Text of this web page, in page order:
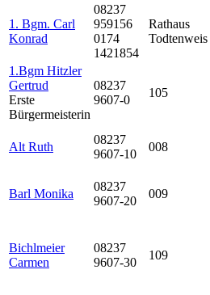
1. Bgm. Carl
Konrad
08237
959156
0174
1421854
Rathaus
Todtenweis
1.Bgm Hitzler
Gertrud
Erste
Bürgermeisterin
08237
9607-0
105
Alt Ruth
08237
9607-10
008
Barl Monika
08237
9607-20
009
Bichlmeier
Carmen
08237
9607-30
109